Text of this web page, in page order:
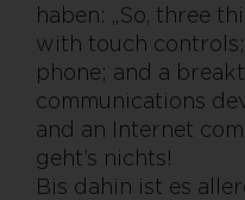
haben: „So, three
with touch
phone; and a
communications
and an Internet
geht’s nichts!
Bis dahin ist es